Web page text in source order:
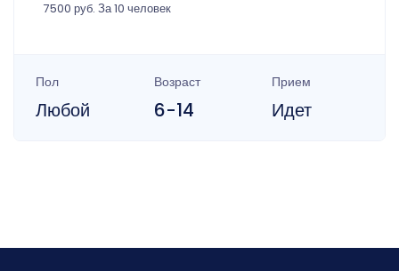
7500 руб. За 10 человек
Пол
Любой
Возраст
6-14
Прием
Идет